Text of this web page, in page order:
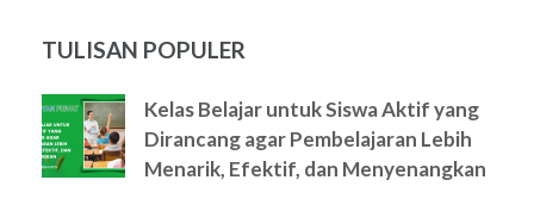
TULISAN POPULER
Kelas Belajar untuk Siswa Aktif yang
Dirancang agar Pembelajaran Lebih
Menarik, Efektif, dan Menyenangkan